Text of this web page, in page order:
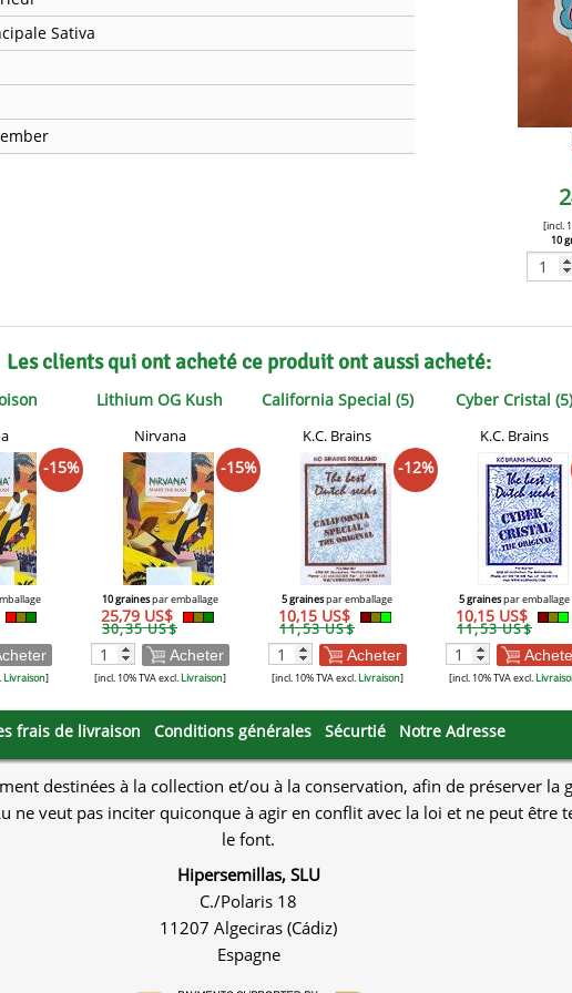
Mallorca Seeds
Medical Seeds Co.
Seed Stockers
Silent Seeds
Söllner - Vadda's
Strain Hunters Seedbank
Sativa
[incl.
10
Les clients qui ont acheté ce produit ont aussi acheté:
-15%
Livraison]
Lithium OG Kush
Nirvana
-15%
10 grainespar emballage
25,79 US$
30,35 US$
Acheter
[incl. 10% TVA excl.Livraison]
California Special (5)
K.C. Brains
-12%
5 grainespar emballage
10,15 US$
11,53 US$
Acheter
[incl. 10% TVA excl.Livraison]
Cyber Cristal (5)
K.C. Brains
5 grainespar emballage
10,15 US$
11,53 US$
[incl. 10% TVA excl.
frais de livraison Conditions générales Sécurtié Notre Adresse
destinées à la collection et/ou à la conservation, afin de préserver la
ne veut pas inciter quiconque à agir en conflit avec la loi et ne peut être
le font.
Hipersemillas, SLU
C./Polaris 18
11207 Algeciras (Cádiz)
Espagne